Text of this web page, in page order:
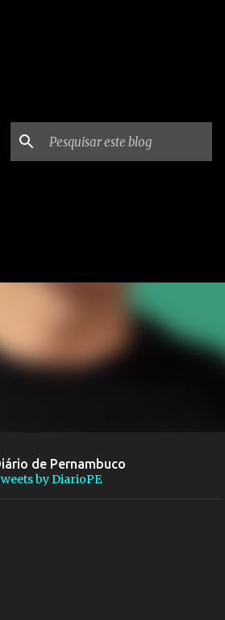
de Pernambuco
by DiarioPE